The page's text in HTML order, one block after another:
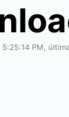
PM,